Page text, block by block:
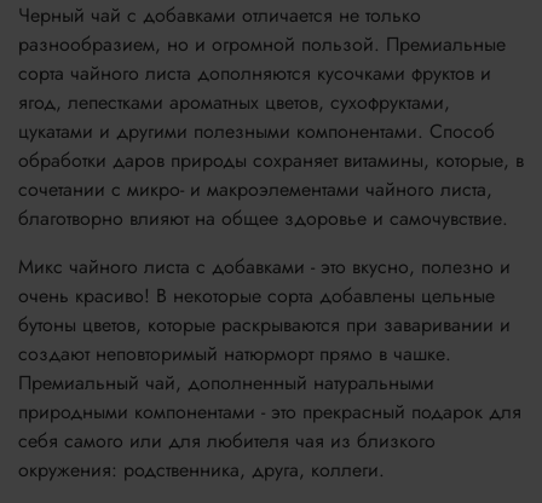
Черный чай с добавками отличается не только
разнообразием, но и огромной пользой. Премиальные
сорта чайного листа дополняются кусочками фруктов и
ягод, лепестками ароматных цветов, сухофруктами,
цукатами и другими полезными компонентами. Способ
обработки даров природы сохраняет витамины, которые, в
сочетании с микро- и макроэлементами чайного листа,
благотворно влияют на общее здоровье и самочувствие.
Микс чайного листа с добавками - это вкусно, полезно и
очень красиво! В некоторые сорта добавлены цельные
бутоны цветов, которые раскрываются при заваривании и
создают неповторимый натюрморт прямо в чашке.
Премиальный чай, дополненный натуральными
природными компонентами - это прекрасный подарок для
себя самого или для любителя чая из близкого
окружения: родственника, друга, коллеги.